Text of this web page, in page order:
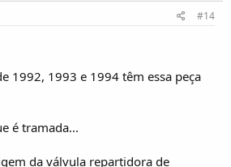
#14
1992, 1993 e 1994 têm essa peça
é tramada...
da válvula repartidora de